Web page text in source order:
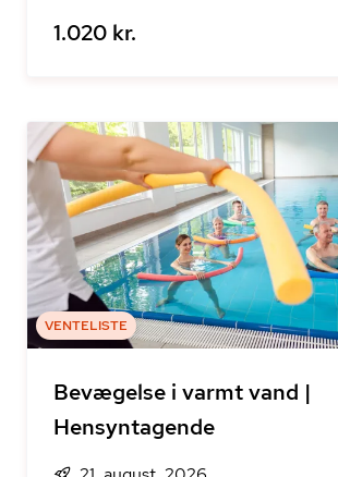
1.020 kr.
VENTELISTE
Bevægelse i varmt vand |
Hensyntagende